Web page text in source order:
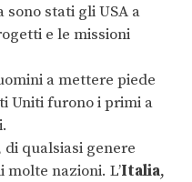
sono stati gli USA a
e le missioni
a mettere piede
Uniti furono i primi a
qualsiasi genere
nazioni. L’Italia,